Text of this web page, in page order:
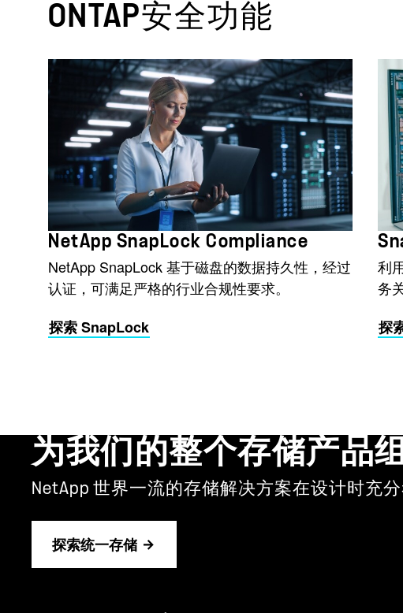
ONTAP安全功能
NetApp SnapLock Compliance
NetApp SnapLock 基于磁盘的数据持久性，经过
认证，可满足严格的行业合规性要求。
探索 SnapLock
利
务
探
为我们的整个存储产品
NetApp 世界一流的存储解决方案在设计时充
探索统一存储